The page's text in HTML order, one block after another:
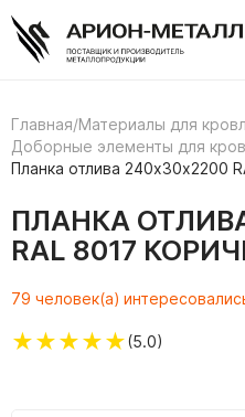
Главная/Материалы для
Доборные элементы для
Планка отлива 240х30х2200
ПЛАНКА
RAL 8017
79 человек(а)
★★★★★(5.0)